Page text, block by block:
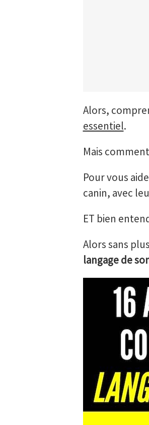
Alors,
essentiel.
Mais
Pour vous
canin, avec
ET bien
Alors sans
langage de